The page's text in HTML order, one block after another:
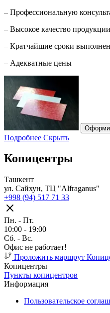
– Профессиональную
– Высокое качество продукции
– Кратчайшие сроки
– Адекватные цены
Подробнее Скрыть
Копицентры
Ташкент
ул. Сайхун, ТЦ "Alfraganus"
+998 (94) 517 71 33
Пн. - Пт.
10:00 - 19:00
Cб. - Вс.
Офис не работает!
Проложить маршрут
Копицентры
Пункты копицентров
Информация
Пользовательское